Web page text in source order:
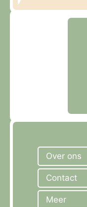
Over ons
Contact
Meer